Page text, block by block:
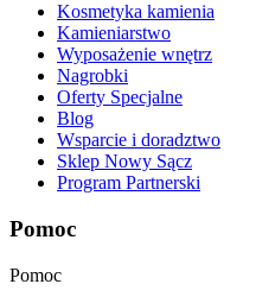
Kosmetyka kamienia
Kamieniarstwo
Wyposażenie wnętrz
Nagrobki
Oferty Specjalne
Blog
Wsparcie i doradztwo
Sklep Nowy Sącz
Program Partnerski
Pomoc
Pomoc